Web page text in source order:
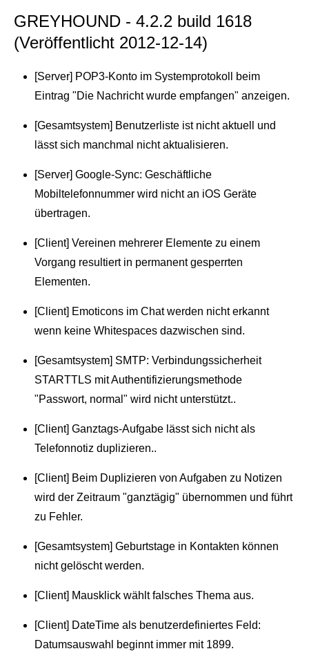
GREYHOUND - 4.2.2 build 1618
(Veröffentlicht 2012-12-14)
[Server] POP3-Konto im Systemprotokoll beim
Eintrag "Die Nachricht wurde empfangen" anzeigen.
[Gesamtsystem] Benutzerliste ist nicht aktuell und
lässt sich manchmal nicht aktualisieren.
[Server] Google-Sync: Geschäftliche
Mobiltelefonnummer wird nicht an iOS Geräte
übertragen.
[Client] Vereinen mehrerer Elemente zu einem
Vorgang resultiert in permanent gesperrten
Elementen.
[Client] Emoticons im Chat werden nicht erkannt
wenn keine Whitespaces dazwischen sind.
[Gesamtsystem] SMTP: Verbindungssicherheit
STARTTLS mit Authentifizierungsmethode
"Passwort, normal" wird nicht unterstützt..
[Client] Ganztags-Aufgabe lässt sich nicht als
Telefonnotiz duplizieren..
[Client] Beim Duplizieren von Aufgaben zu Notizen
wird der Zeitraum "ganztägig" übernommen und führt
zu Fehler.
[Gesamtsystem] Geburtstage in Kontakten können
nicht gelöscht werden.
[Client] Mausklick wählt falsches Thema aus.
[Client] DateTime als benutzerdefiniertes Feld:
Datumsauswahl beginnt immer mit 1899.